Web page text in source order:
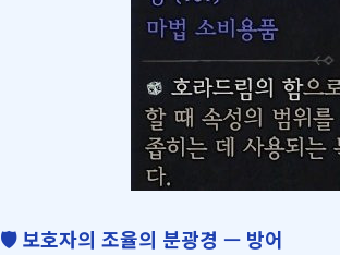
🛡️ 보호자의 조율의 분광경 — 방어